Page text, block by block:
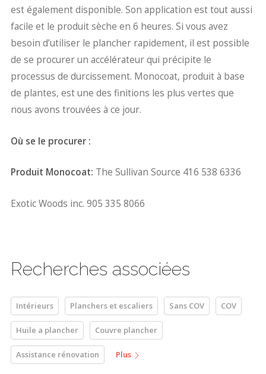
est également disponible. Son application est tout aussi
facile et le produit sèche en 6 heures. Si vous avez
besoin d’utiliser le plancher rapidement, il est possible
de se procurer un accélérateur qui précipite le
processus de durcissement. Monocoat, produit à base
de plantes, est une des finitions les plus vertes que
nous avons trouvées à ce jour.
Où se le procurer :
Produit Monocoat: The Sullivan Source 416 538 6336
Exotic Woods inc. 905 335 8066
Recherches associées
Intérieurs Planchers et escaliers Sans COV COV
Huile a plancher Couvre plancher
Assistance rénovation Plus